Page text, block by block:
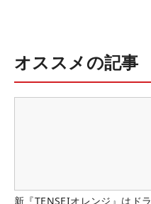
オススメの記事
新『TENSEIオレンジ』はドラ